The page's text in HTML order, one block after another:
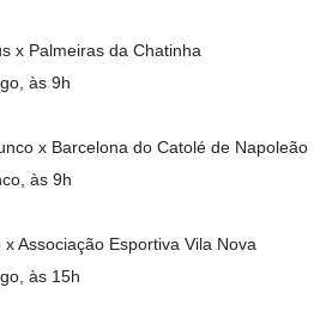
x Palmeiras da Chatinha
às 9h
x Barcelona do Catolé de Napoleão
às 9h
Associação Esportiva Vila Nova
às 15h